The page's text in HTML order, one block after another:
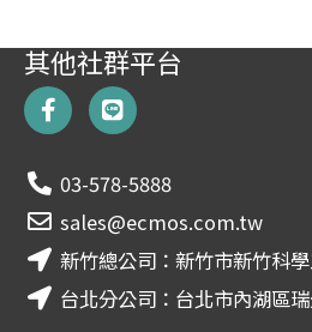
其他社群平台
F
a
c
b
o
o
k
-
f
L
i
n
03-578-5888
sales@ecmos.com.tw
新竹總公司：新竹市新竹科
台北分公司：台北市內湖區